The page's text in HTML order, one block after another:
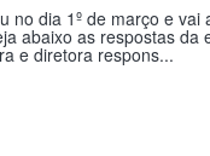
no dia 1º de março e
abaixo as respostas da
e diretora respons...